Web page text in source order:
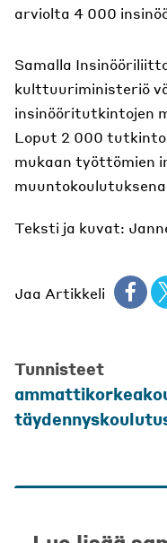
arviolta 4 000
Samalla
kulttuuriministeriö
insinööritutkintojen
Loput 2 000
mukaan työttömien
Teksti ja kuvat:
Jaa Artikkeli
Tunnisteet